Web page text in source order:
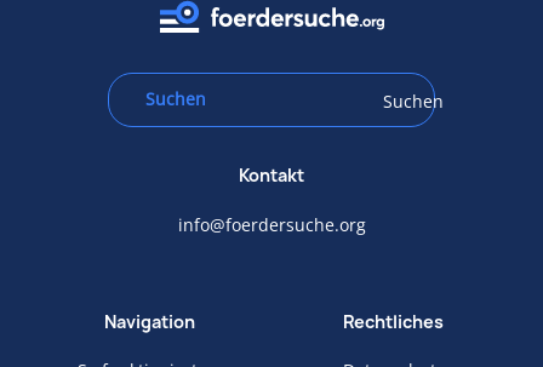
Suchen
Kontakt
info@foerdersuche.org
Navigation Rechtliches